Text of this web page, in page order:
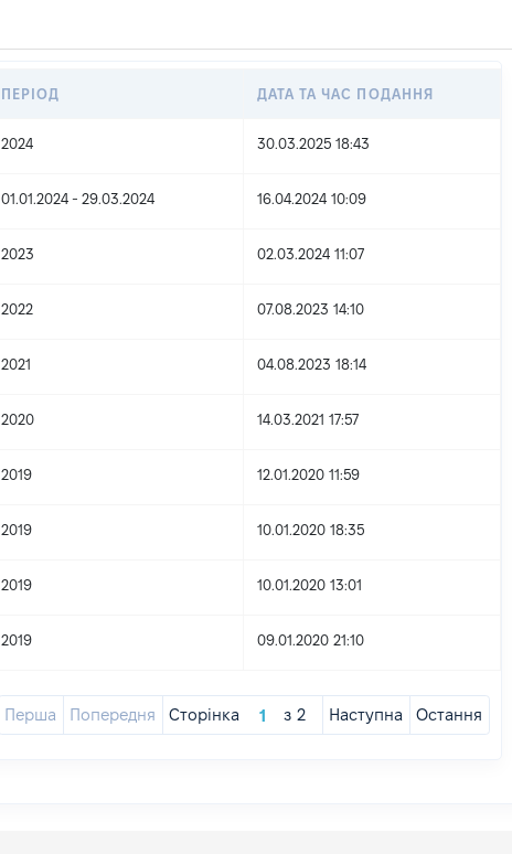
ПЕРІОД ДАТА ТА ЧАС ПОДАННЯ
2024 30.03.2025 18:43
01.01.2024 - 29.03.2024 16.04.2024 10:09
2023 02.03.2024 11:07
2022 07.08.2023 14:10
2021 04.08.2023 18:14
2020 14.03.2021 17:57
2019 12.01.2020 11:59
2019 10.01.2020 18:35
2019 10.01.2020 13:01
2019 09.01.2020 21:10
Перша Попередня Сторінка з 2 Наступна Остання